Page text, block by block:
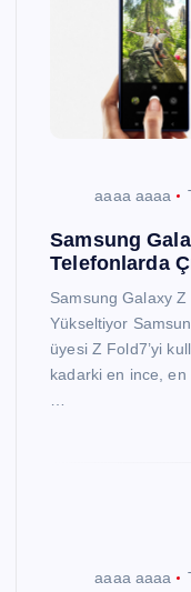
aaaa aaaa
Samsung
Telefonlarda
Samsung Galaxy Z
Yükseltiyor
üyesi Z Fold7’yi
kadarki en ince, en
aaaa aaaa